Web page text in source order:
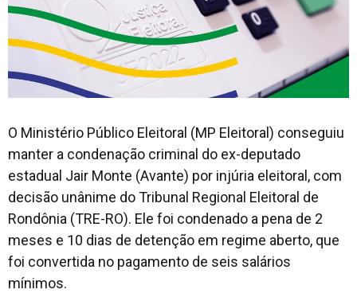
O Ministério Público Eleitoral (MP Eleitoral) conseguiu
manter a condenação criminal do ex-deputado
estadual Jair Monte (Avante) por injúria eleitoral, com
decisão unânime do Tribunal Regional Eleitoral de
Rondônia (TRE-RO). Ele foi condenado a pena de 2
meses e 10 dias de detenção em regime aberto, que
foi convertida no pagamento de seis salários
mínimos.